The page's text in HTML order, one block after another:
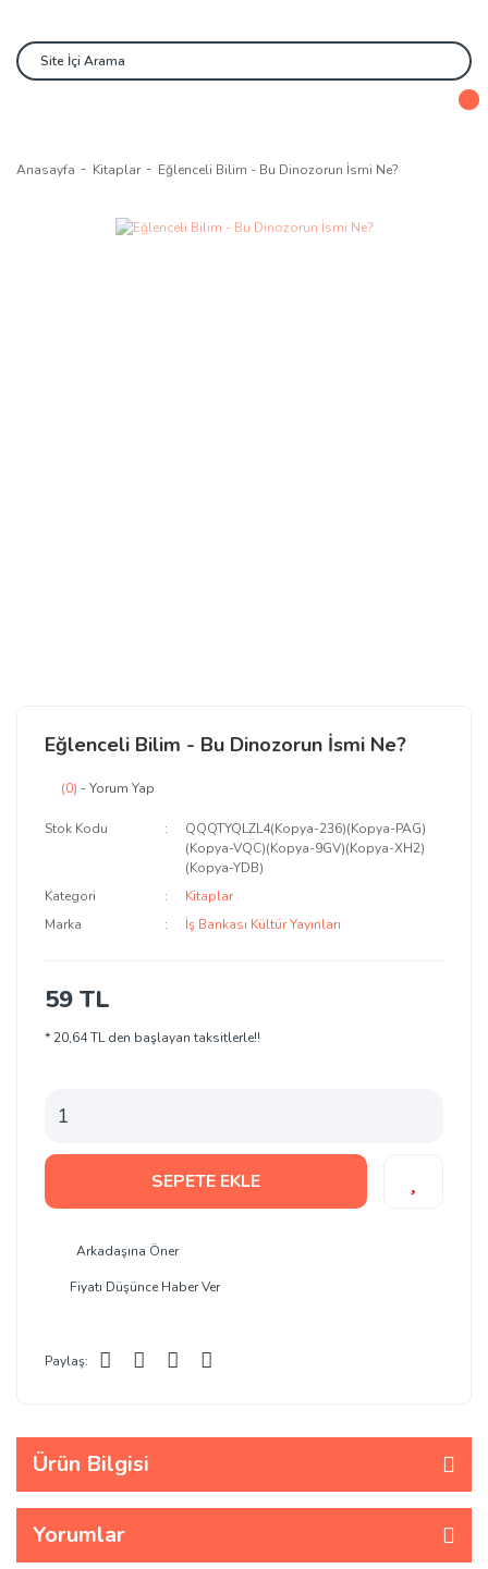
Anasayfa Kitaplar Eğlenceli Bilim - Bu Dinozorun İsmi Ne?
Eğlenceli Bilim - Bu Dinozorun İsmi Ne?
(0) - Yorum Yap
Stok Kodu
QQQTYQLZL4(Kopya-236)(Kopya-PAG)
(Kopya-VQC)(Kopya-9GV)(Kopya-XH2)
(Kopya-YDB)
Kategori
Kitaplar
Marka
İş Bankası Kültür Yayınları
59 TL
* 20,64 TL den başlayan taksitlerle!!
SEPETE EKLE
Arkadaşına Öner
Fiyatı Düşünce Haber Ver
Paylaş:
Ürün Bilgisi
Yorumlar